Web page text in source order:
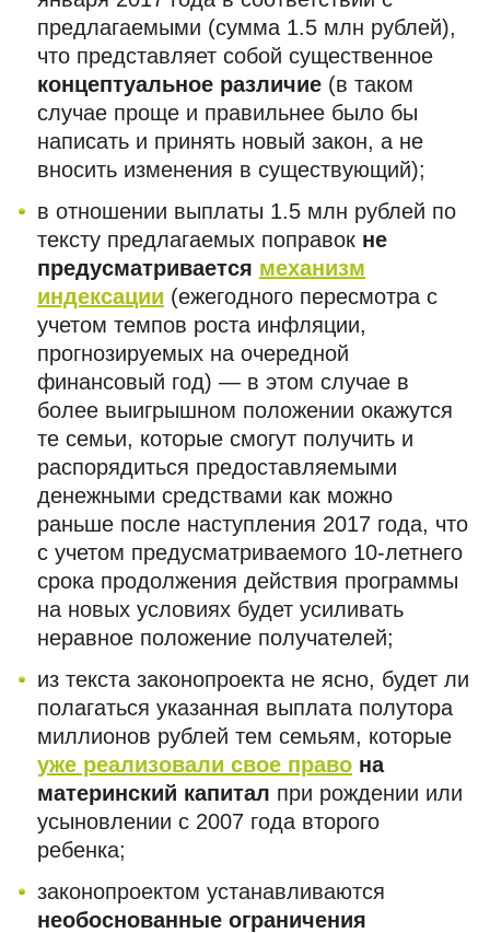
предлагаемыми (сумма 1.5 млн рублей),
что представляет собой существенное
концептуальное различие (в таком
случае проще и правильнее было бы
написать и принять новый закон, а не
вносить изменения в существующий);
в отношении выплаты 1.5 млн рублей по
тексту предлагаемых поправок не
предусматривается механизм
индексации (ежегодного пересмотра с
учетом темпов роста инфляции,
прогнозируемых на очередной
финансовый год) — в этом случае в
более выигрышном положении окажутся
те семьи, которые смогут получить и
распорядиться предоставляемыми
денежными средствами как можно
раньше после наступления 2017 года, что
с учетом предусматриваемого 10-летнего
срока продолжения действия программы
на новых условиях будет усиливать
неравное положение получателей;
из текста законопроекта не ясно, будет ли
полагаться указанная выплата полутора
миллионов рублей тем семьям, которые
уже реализовали свое право на
материнский капитал при рождении или
усыновлении с 2007 года второго
ребенка;
законопроектом устанавливаются
необоснованные ограничения